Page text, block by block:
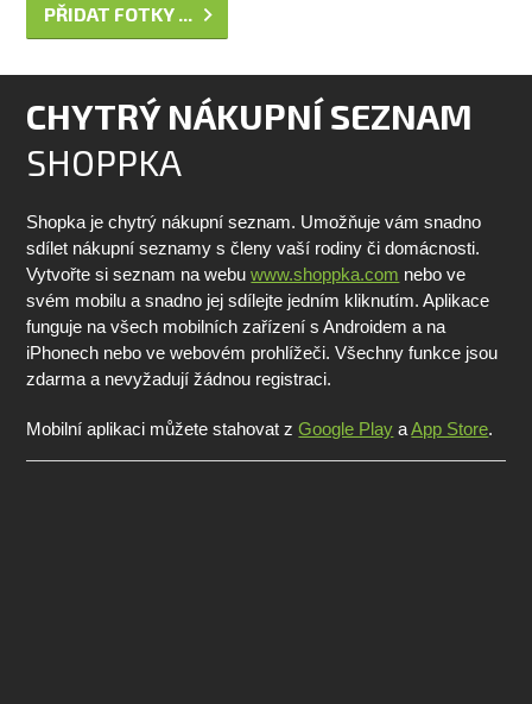
PŘIDAT FOTKY ...
CHYTRÝ NÁKUPNÍ SEZNAM
SHOPPKA
Shopka je chytrý nákupní seznam. Umožňuje vám snadno
sdílet nákupní seznamy s členy vaší rodiny či domácnosti.
Vytvořte si seznam na webuwww.shoppka.com nebo ve
svém mobilu a snadno jej sdílejte jedním kliknutím. Aplikace
funguje na všech mobilních zařízení s Androidem a na
iPhonech nebo ve webovém prohlížeči. Všechny funkce jsou
zdarma a nevyžadují žádnou registraci.
Mobilní aplikaci můžete stahovat zGoogle Play aApp Store.